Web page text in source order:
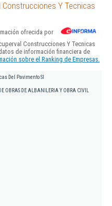
Y Tecnicas
ofrecida por
Construcciones Y Tecnicas
de información financiera de
sobre el Ranking de Empresas.
Del Pavimento Sl
OBRAS DE ALBANILERIA Y OBRA CIVIL